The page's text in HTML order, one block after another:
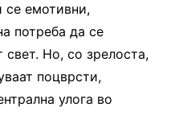
емотивни,
потреба да се
Но, со зрелоста,
поцврсти,
улога во